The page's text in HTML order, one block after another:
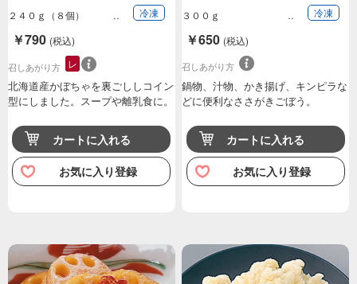
２４０ｇ（８個） 冷凍
￥790 (税込)
召しあがり方 レ
北海道産かぼちゃを裏ごししコイン
型にしました。スープや離乳食に。
カートに入れる
お気に入り登録
３００ｇ 冷凍
￥650 (税込)
召しあがり方
鍋物、汁物、かき揚げ、キンピラな
どに便利なささがきごぼう。
カートに入れる
お気に入り登録